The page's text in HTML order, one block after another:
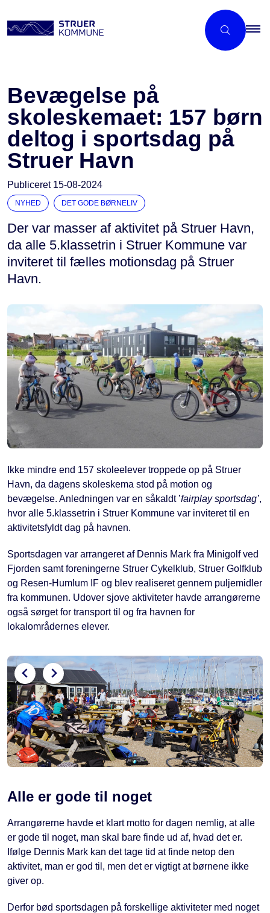
Bevægelse på
skoleskemaet: 157 børn
deltog i sportsdag på
Struer Havn
Publiceret 15-08-2024
NYHED DET GODE BØRNELIV
Der var masser af aktivitet på Struer Havn,
da alle 5.klassetrin i Struer Kommune var
inviteret til fælles motionsdag på Struer
Havn.
Ikke mindre end 157 skoleelever troppede op på Struer
Havn, da dagens skoleskema stod på motion og
bevægelse. Anledningen var en såkaldt ’fairplay sportsdag’,
hvor alle 5.klassetrin i Struer Kommune var inviteret til en
aktivitetsfyldt dag på havnen.
Sportsdagen var arrangeret af Dennis Mark fra Minigolf ved
Fjorden samt foreningerne Struer Cykelklub, Struer Golfklub
og Resen-Humlum IF og blev realiseret gennem puljemidler
fra kommunen. Udover sjove aktiviteter havde arrangørerne
også sørget for transport til og fra havnen for
lokalområdernes elever.
Alle er gode til noget
Arrangørerne havde et klart motto for dagen nemlig, at alle
er gode til noget, man skal bare finde ud af, hvad det er.
Ifølge Dennis Mark kan det tage tid at finde netop den
aktivitet, man er god til, men det er vigtigt at børnene ikke
giver op.
Derfor bød sportsdagen på forskellige aktiviteter med noget